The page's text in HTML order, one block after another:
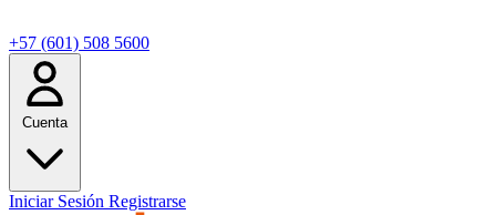
+57 (601) 508 5600
Cuenta
Iniciar Sesión Registrarse